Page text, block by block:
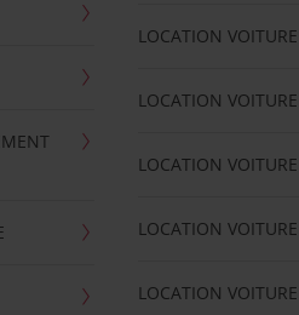
LOCATION
LOCATION
LOCATION
LOCATION
LOCATION